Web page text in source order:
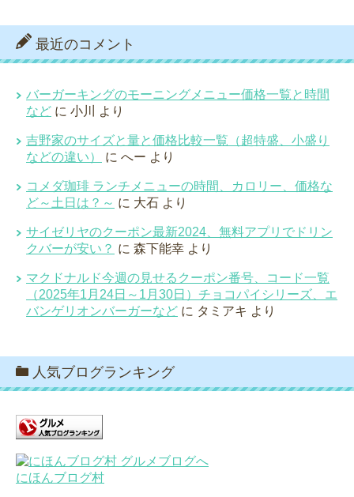
最近のコメント
バーガーキングのモーニングメニュー価格一覧と時間
など に 小川 より
吉野家のサイズと量と価格比較一覧（超特盛、小盛り
などの違い）
に へー より
コメダ珈琲 ランチメニューの時間、カロリー、価格な
ど～土日は？～ に 大石 より
サイゼリヤのクーポン最新2024、無料アプリでドリン
クバーが安い？ に 森下能幸 より
マクドナルド今週の見せるクーポン番号、コード一覧
（2025年1月24日～1月30日）チョコパイシリーズ、エ
バンゲリオンバーガーなど に タミアキ より
人気ブログランキング
にほんブログ村